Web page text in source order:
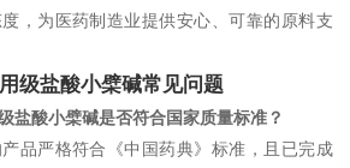
，为医药制造业提供安心、可靠的原料支
级盐酸小檗碱常见问题
盐酸小檗碱是否符合国家质量标准？
品严格符合《中国药典》标准，且已完成